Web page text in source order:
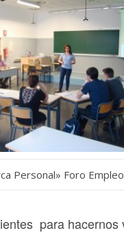
Personal» Foro
para